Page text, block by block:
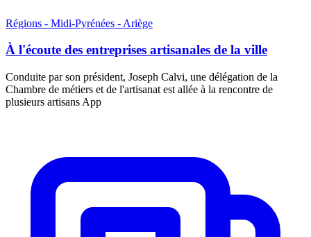
Régions - Midi-Pyrénées - Ariège
À l'écoute des entreprises artisanales de la ville
Conduite par son président, Joseph Calvi, une délégation de la
Chambre de métiers et de l'artisanat est allée à la rencontre de
plusieurs artisans App